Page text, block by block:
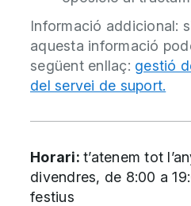
Informació addicional:
aquesta informació
següent enllaç: gestió
del servei de suport.
Horari: t’atenem tot
divendres, de 8:00 a
festius